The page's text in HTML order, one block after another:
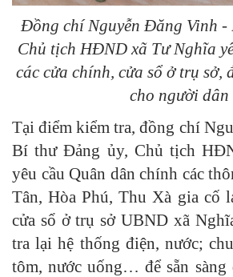
Đồng chí Nguyễn Đăng Vinh -
Chủ tịch HĐND xã Tư Nghĩa
các cửa chính, cửa sổ ở trụ sở,
cho người dân
Tại điểm kiểm tra, đồng chí
Bí thư Đảng ủy, Chủ tịch
yêu cầu Quân dân chính các
Tân, Hòa Phú, Thu Xà gia cố
cửa sổ ở trụ sở UBND xã
tra lại hệ thống điện, nước;
tôm, nước uống… để sẵn